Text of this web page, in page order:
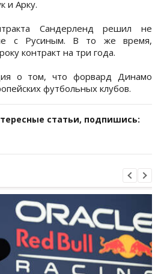
и Арку.
Сандерленд решил не
с Русиным. В то же время,
контракт на три года.
о том, что форвард Динамо
футбольных клубов.
статьи, подпишись: